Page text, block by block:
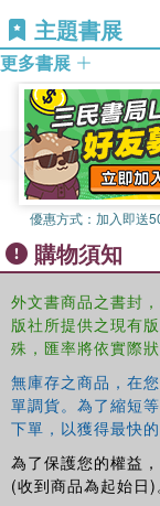
主題書展
更多書展
優惠方式： 加入即送
購物須知
外文書商品之書封
版社所提供之現有
殊，匯率將依實際狀
無庫存之商品，在
單調貨。為了縮短
下單，以獲得最快
為了保護您的權益
(收到商品為起始日)